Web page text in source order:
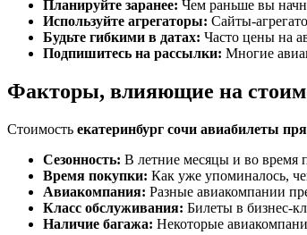
Планируйте заранее: Чем раньше вы
Используйте агрегаторы: Сайты-
Будьте гибкими в датах: Часто цены на
Подпишитесь на рассылки: Многие
Факторы, влияющие на
Стоимость екатеринбург сочи авиабилеты
Сезонность: В летние месяцы и во время
Время покупки: Как уже упоминалось,
Авиакомпания: Разные авиакомпании
Класс обслуживания: Билеты в бизнес-
Наличие багажа: Некоторые